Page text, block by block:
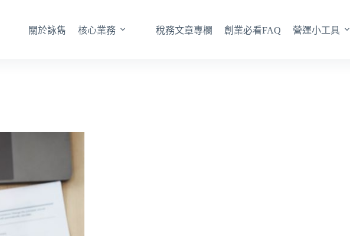
關於詠雋 核心業務 稅務文章專欄 創業必看FAQ 營運小工具